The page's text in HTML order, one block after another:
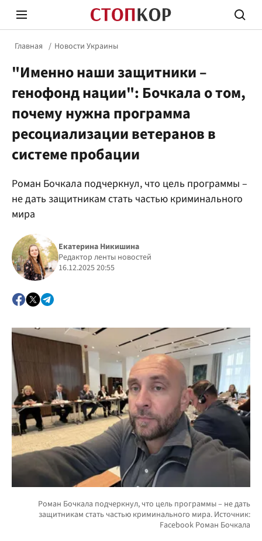
Стоп Политической Коррупции
Политика
Главная Новости Украины
"Именно наши защитники –
генофонд нации": Бочкала о том,
почему нужна программа
ресоциализации ветеранов в
системе пробации
Роман Бочкала подчеркнул, что цель программы –
не дать защитникам стать частью криминального
мира
Екатерина Никишина
Редактор ленты новостей
16.12.2025 20:55